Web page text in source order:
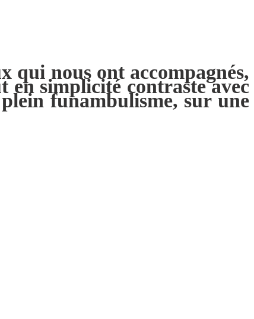
qui nous ont accompagnés,
en simplicité contraste avec
funambulisme, sur une